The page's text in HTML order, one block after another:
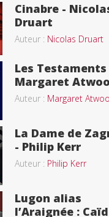
Cinabre -
Druart
Auteur : Nicolas Druart
Les Testaments
Margaret
Auteur : Margaret
La Dame de
- Philip Kerr
Auteur : Philip Kerr
Lugon alias
l’Araignée : Caïd